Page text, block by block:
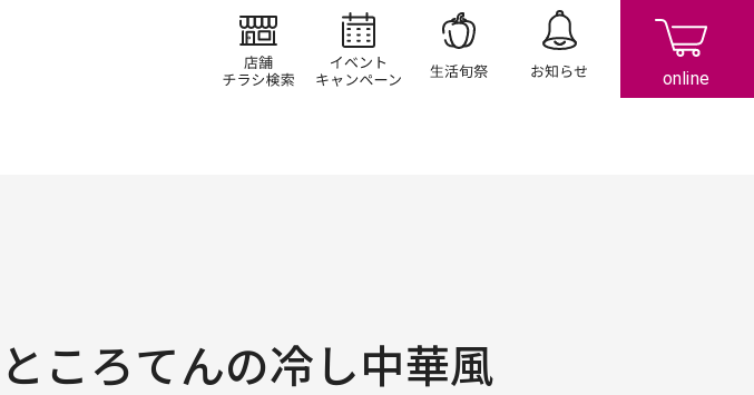
店舗/チラシ検索イベント/キャンペーン
生活旬祭 お知らせ
ところてんの冷し中華風